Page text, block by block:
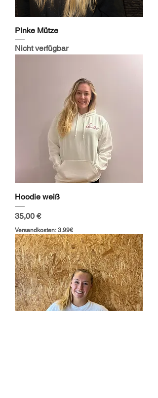
Pinke Mütze
Nicht verfügbar
Hoodie weiß
Preis
35,00 €
Versandkosten: 3.99€